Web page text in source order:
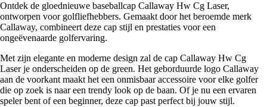
Ontdek de gloednieuwe baseballcap Callaway Hw Cg Laser,
ontworpen voor golfliefhebbers. Gemaakt door het beroemde merk
Callaway, combineert deze cap stijl en prestaties voor een
ongeëvenaarde golfervaring.
Met zijn elegante en moderne design zal de cap Callaway Hw Cg
Laser je onderscheiden op de green. Het geborduurde logo Callaway
aan de voorkant maakt het een onmisbaar accessoire voor elke golfer
die op zoek is naar een trendy look op de baan. Of je nu een ervaren
speler bent of een beginner, deze cap past perfect bij jouw stijl.